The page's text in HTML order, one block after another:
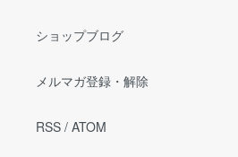
ショップブログ
メルマガ登録・解除
RSS / ATOM